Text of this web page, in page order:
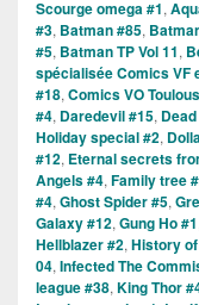
Scourge omega #1,
#3, Batman #85,
#5, Batman TP Vol 11,
spécialisée Comics VF
#18, Comics VO
#4, Daredevil #15,
Holiday special #2,
#12, Eternal secrets
Angels #4, Family tree
#4, Ghost Spider #5,
Galaxy #12, Gung Ho #1
Hellblazer #2, History
04, Infected The
league #38, King Thor